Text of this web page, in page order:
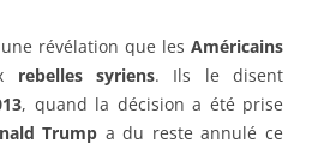
révélation que les Américains
rebelles syriens. Ils le disent
, quand la décision a été prise
Trump a du reste annulé ce